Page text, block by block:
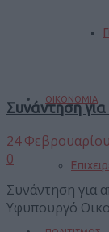
ΟΙΚΟΝΟΜΙΑ
Συνάντηση
24
0
Συνάντηση για
Υφυπουργό